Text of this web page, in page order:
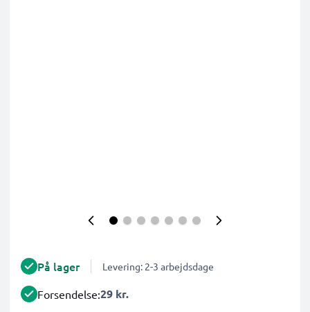
På lager Levering: 2-3 arbejdsdage
Forsendelse:29 kr.